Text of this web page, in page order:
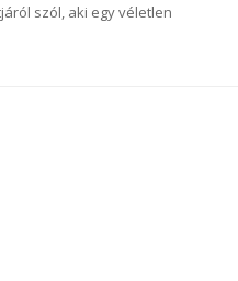
szól, aki egy véletlen